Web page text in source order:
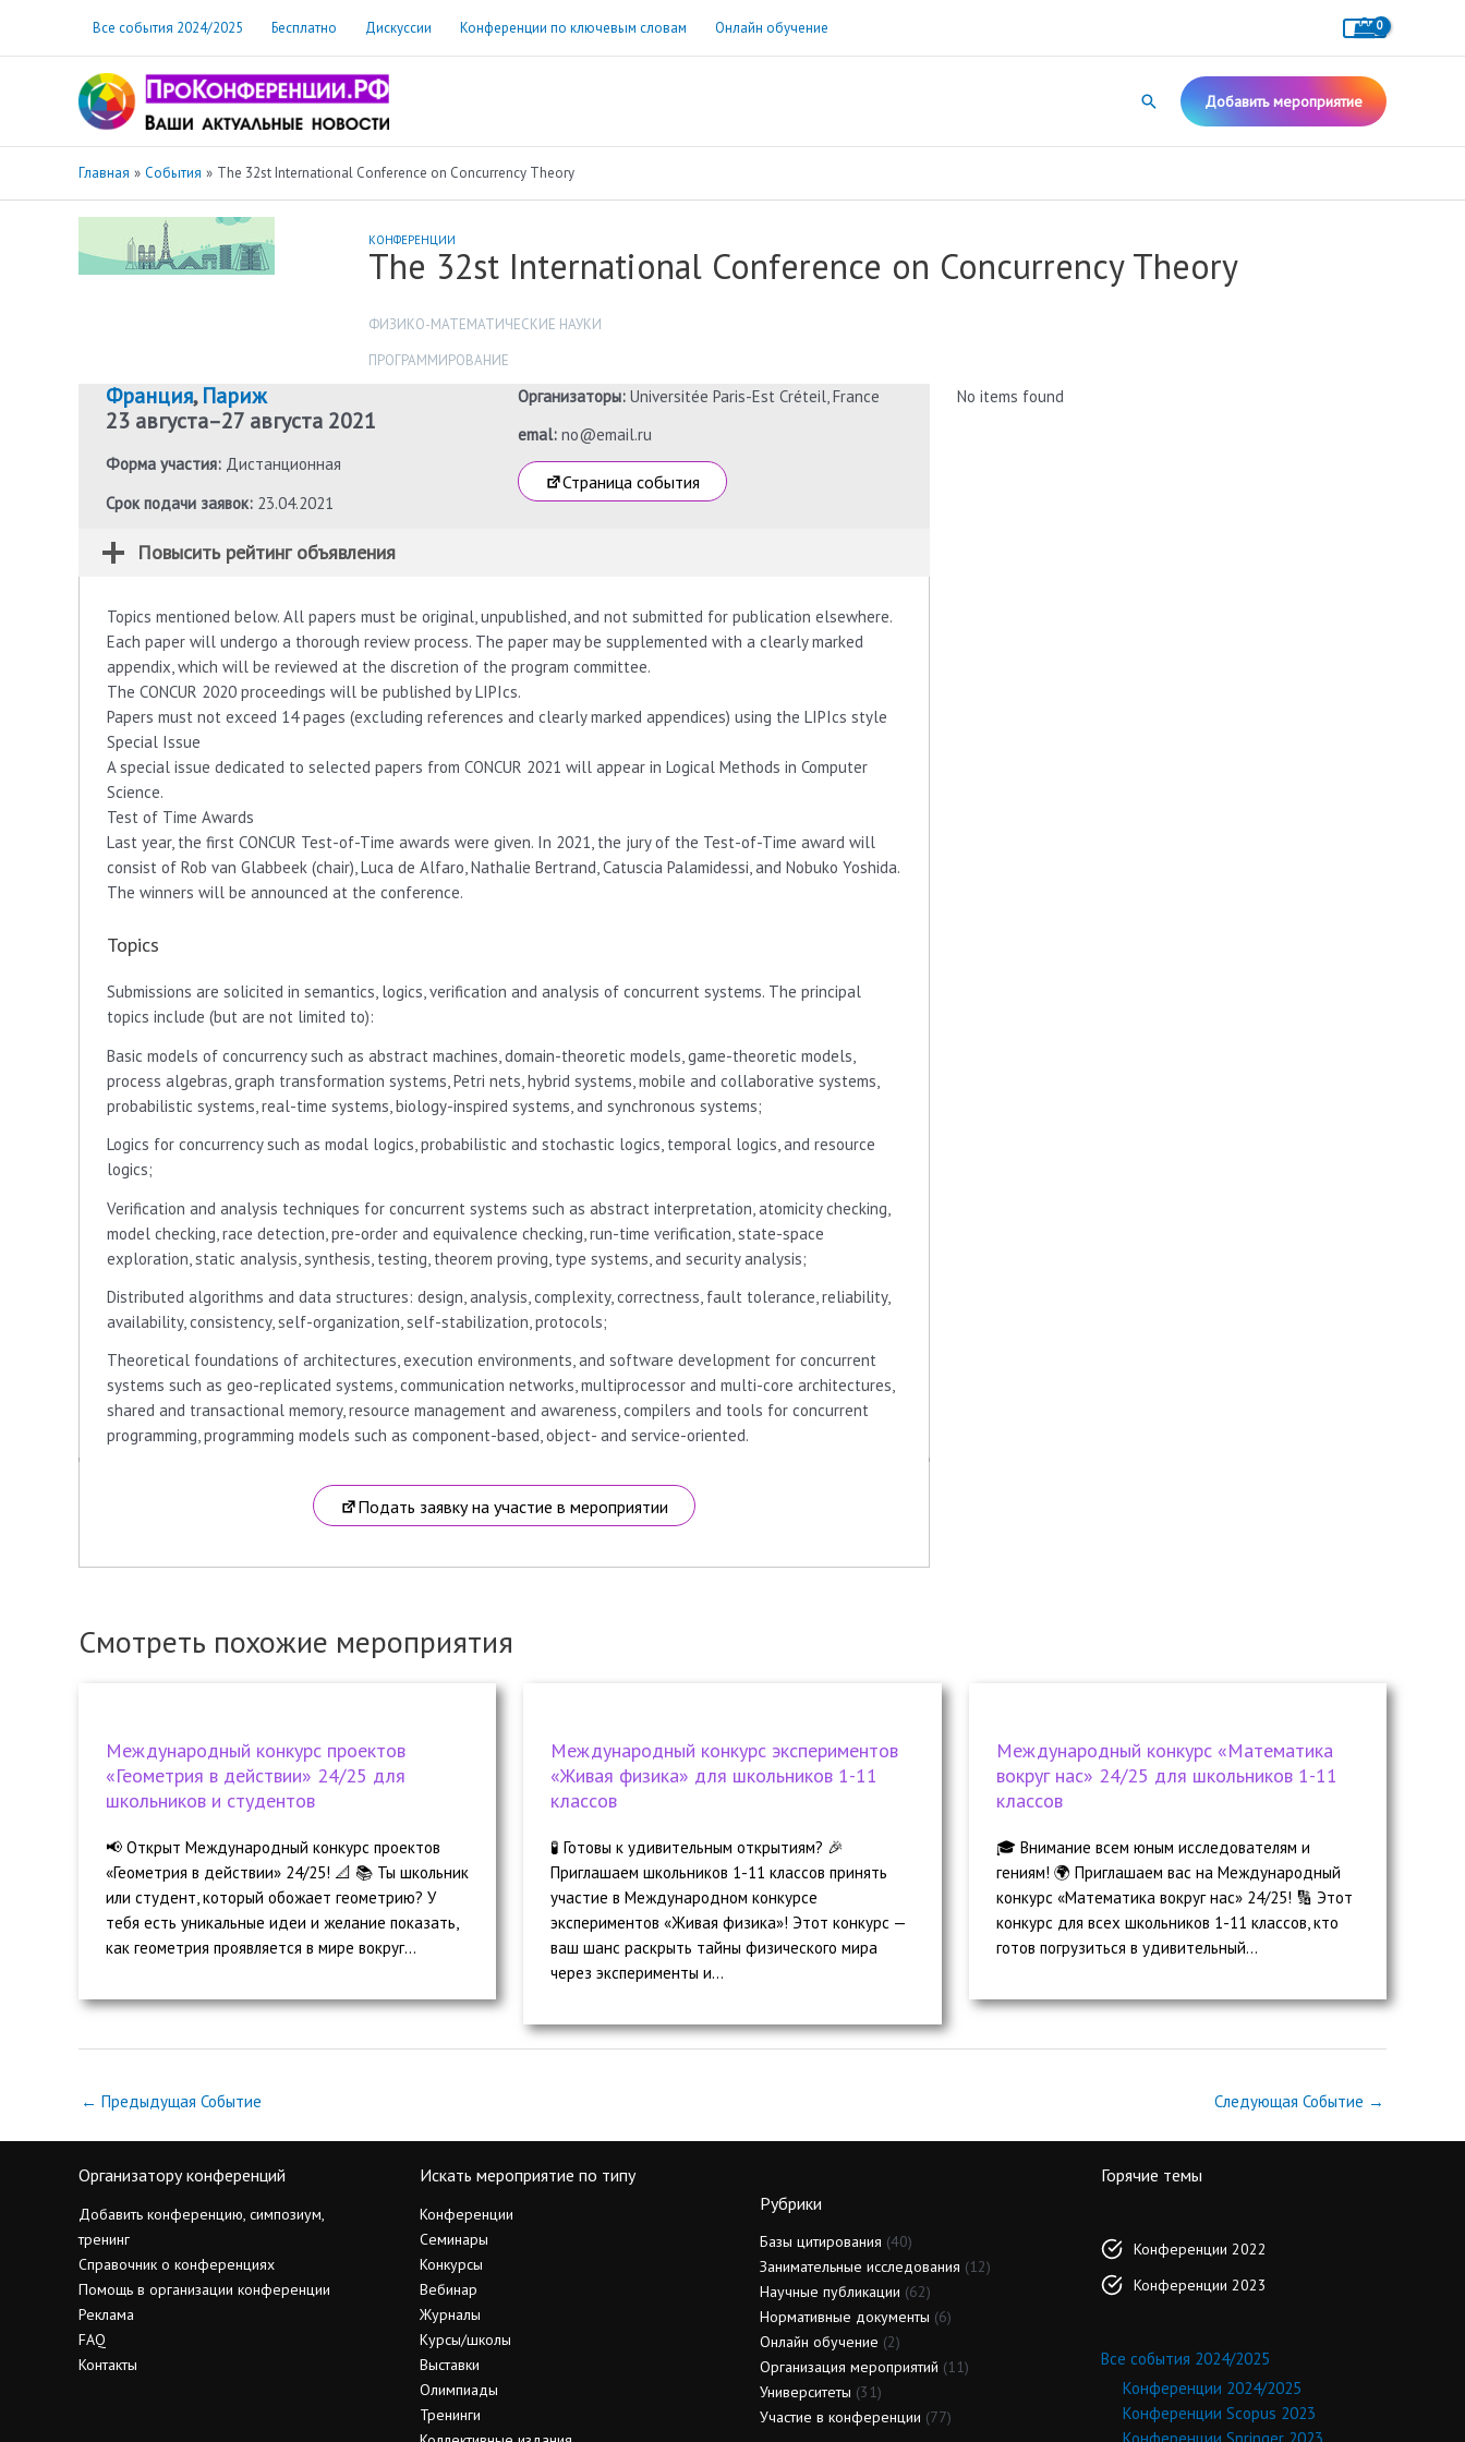
содержимому
Все события 2024/2025 Бесплатно Дискуссии Конференции по ключевым словам Онлайн обучение
Поиск Добавить мероприятие
Главная События The 32st International Conference on Concurrency Theory
КОНФЕРЕНЦИИ
The 32st International Conference on Concurrency Theory
ФИЗИКО-МАТЕМАТИЧЕСКИЕ НАУКИ
ПРОГРАММИРОВАНИЕ
Франция,Париж
23 августа–27 августа 2021
Форма участия: Дистанционная
Срок подачи заявок: 23.04.2021
Организаторы: Universitée Paris-Est Créteil, France
emal:no@email.ru
Страница события
Повысить рейтинг объявления
Topics mentioned below. All papers must be original, unpublished, and not submitted for publication elsewhere.
Each paper will undergo a thorough review process. The paper may be supplemented with a clearly marked
appendix, which will be reviewed at the discretion of the program committee.
The CONCUR 2020 proceedings will be published by LIPIcs.
Papers must not exceed 14 pages (excluding references and clearly marked appendices) using the LIPIcs style
Special Issue
A special issue dedicated to selected papers from CONCUR 2021 will appear in Logical Methods in Computer
Science.
Test of Time Awards
Last year, the first CONCUR Test-of-Time awards were given. In 2021, the jury of the Test-of-Time award will
consist of Rob van Glabbeek (chair), Luca de Alfaro, Nathalie Bertrand, Catuscia Palamidessi, and Nobuko Yoshida.
The winners will be announced at the conference.
Topics
Submissions are solicited in semantics, logics, verification and analysis of concurrent systems. The principal
topics include (but are not limited to):
Basic models of concurrency such as abstract machines, domain-theoretic models, game-theoretic models,
process algebras, graph transformation systems, Petri nets, hybrid systems, mobile and collaborative systems,
probabilistic systems, real-time systems, biology-inspired systems, and synchronous systems;
Logics for concurrency such as modal logics, probabilistic and stochastic logics, temporal logics, and resource
logics;
Verification and analysis techniques for concurrent systems such as abstract interpretation, atomicity checking,
model checking, race detection, pre-order and equivalence checking, run-time verification, state-space
exploration, static analysis, synthesis, testing, theorem proving, type systems, and security analysis;
Distributed algorithms and data structures: design, analysis, complexity, correctness, fault tolerance, reliability,
availability, consistency, self-organization, self-stabilization, protocols;
Theoretical foundations of architectures, execution environments, and software development for concurrent
systems such as geo-replicated systems, communication networks, multiprocessor and multi-core architectures,
shared and transactional memory, resource management and awareness, compilers and tools for concurrent
programming, programming models such as component-based, object- and service-oriented.
Подать заявку на участие в мероприятии
No items found
Смотреть похожие мероприятия
Международный конкурс проектов
«Геометрия в действии» 24/25 для
школьников и студентов
📢 Открыт Международный конкурс проектов
«Геометрия в действии» 24/25! 📐 📚 Ты школьник
или студент, который обожает геометрию? У
тебя есть уникальные идеи и желание показать,
как геометрия проявляется в мире вокруг...
Международный конкурс экспериментов
«Живая физика» для школьников 1-11
классов
🧪 Готовы к удивительным открытиям? 🎉
Приглашаем школьников 1-11 классов принять
участие в Международном конкурсе
экспериментов «Живая физика»! Этот конкурс —
ваш шанс раскрыть тайны физического мира
через эксперименты и...
Международный конкурс «Математика
вокруг нас» 24/25 для школьников 1-11
классов
🎓 Внимание всем юным исследователям и
гениям! 🌍 Приглашаем вас на Международный
конкурс «Математика вокруг нас» 24/25! 🔢 Этот
конкурс для всех школьников 1-11 классов, кто
готов погрузиться в удивительный...
← Предыдущая Событие Следующая Событие →
Организатору конференций
Добавить конференцию, симпозиум,
тренинг
Справочник о конференциях
Помощь в организации конференции
Реклама
FAQ
Контакты
Искать мероприятие по типу
Конференции
Семинары
Конкурсы
Вебинар
Журналы
Курсы/школы
Выставки
Олимпиады
Тренинги
Рубрики
Базы цитирования (40)
Занимательные исследования (12)
Научные публикации (62)
Нормативные документы (6)
Онлайн обучение (2)
Организация мероприятий (11)
Университеты (31)
Участие в конференции (77)
Горячие темы
Конференции 2022
Конференции 2023
Все события 2024/2025
Конференции 2024/2025
Конференции Scopus 2023